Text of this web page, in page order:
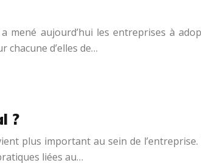
mené aujourd’hui les entreprises à
chacune d’elles de…
?
plus important au sein de
liées au…